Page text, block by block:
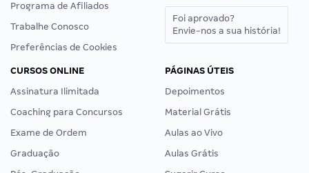
Programa de Afiliados
Trabalhe Conosco
Preferências de Cookies
Foi aprovado?
Envie-nos a sua história!
CURSOS ONLINE
Assinatura Ilimitada
Coaching para Concursos
Exame de Ordem
Graduação
PÁGINAS ÚTEIS
Depoimentos
Material Grátis
Aulas ao Vivo
Aulas Grátis